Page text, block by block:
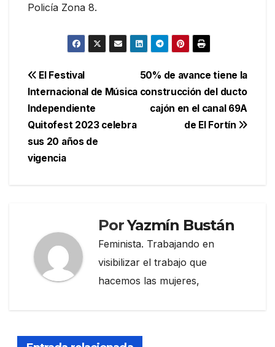
Policía Zona 8.
Navegación
de
entradas
50% de avance tiene la
construcción del ducto
cajón en el canal 69A
de El Fortín
El Festival
Internacional de Música
Independiente
Quitofest 2023 celebra
sus 20 años de
vigencia
PorYazmín Bustán
Feminista. Trabajando en
visibilizar el trabajo que
hacemos las mujeres,